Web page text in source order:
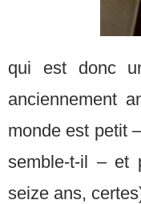
qui est donc
anciennement
monde est petit
semble-t-il – et
seize ans,